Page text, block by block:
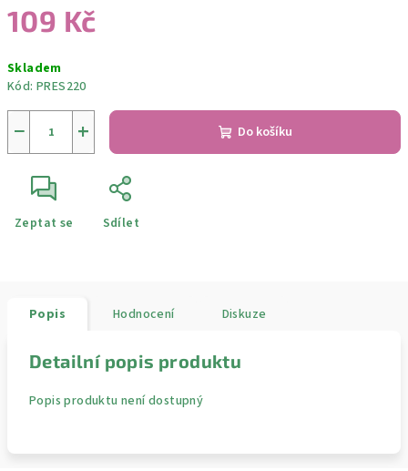
109 Kč
cena:
Skladem
Kód: PRES220
+
− Do košíku
Zeptat se Sdílet
Popis Hodnocení Diskuze
Detailní popis produktu
Popis produktu není dostupný